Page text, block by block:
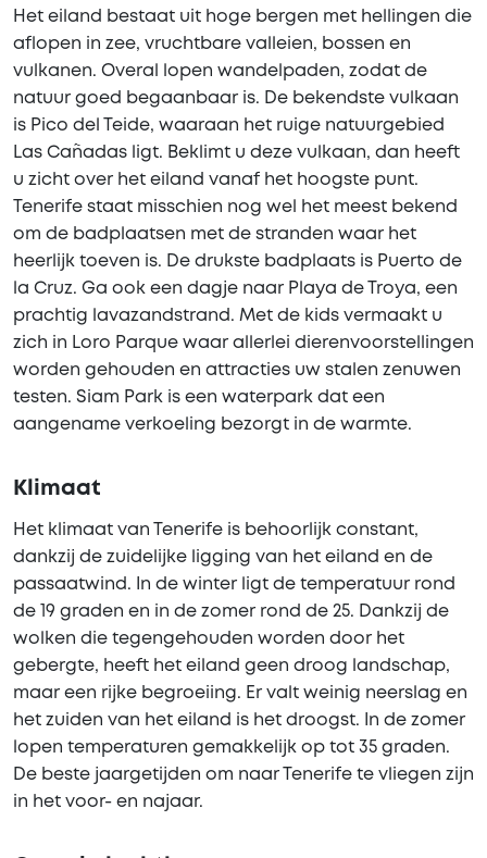
Het eiland bestaat uit hoge bergen met hellingen die
aflopen in zee, vruchtbare valleien, bossen en
vulkanen. Overal lopen wandelpaden, zodat de
natuur goed begaanbaar is. De bekendste vulkaan
is Pico del Teide, waaraan het ruige natuurgebied
Las Cañadas ligt. Beklimt u deze vulkaan, dan heeft
u zicht over het eiland vanaf het hoogste punt.
Tenerife staat misschien nog wel het meest bekend
om de badplaatsen met de stranden waar het
heerlijk toeven is. De drukste badplaats is Puerto de
la Cruz. Ga ook een dagje naar Playa de Troya, een
prachtig lavazandstrand. Met de kids vermaakt u
zich in Loro Parque waar allerlei dierenvoorstellingen
worden gehouden en attracties uw stalen zenuwen
testen. Siam Park is een waterpark dat een
aangename verkoeling bezorgt in de warmte.
Klimaat
Het klimaat van Tenerife is behoorlijk constant,
dankzij de zuidelijke ligging van het eiland en de
passaatwind. In de winter ligt de temperatuur rond
de 19 graden en in de zomer rond de 25. Dankzij de
wolken die tegengehouden worden door het
gebergte, heeft het eiland geen droog landschap,
maar een rijke begroeiing. Er valt weinig neerslag en
het zuiden van het eiland is het droogst. In de zomer
lopen temperaturen gemakkelijk op tot 35 graden.
De beste jaargetijden om naar Tenerife te vliegen zijn
in het voor- en najaar.